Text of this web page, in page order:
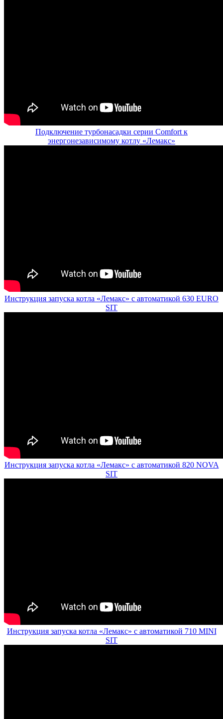
Подключение турбонасадки серии Comfort к
энергонезависимому котлу «Лемакс»
Инструкция запуска котла «Лемакс» с автоматикой 630 EURO
SIT
Инструкция запуска котла «Лемакс» с автоматикой 820 NOVA
SIT
Инструкция запуска котла «Лемакс» с автоматикой 710 MINI
SIT